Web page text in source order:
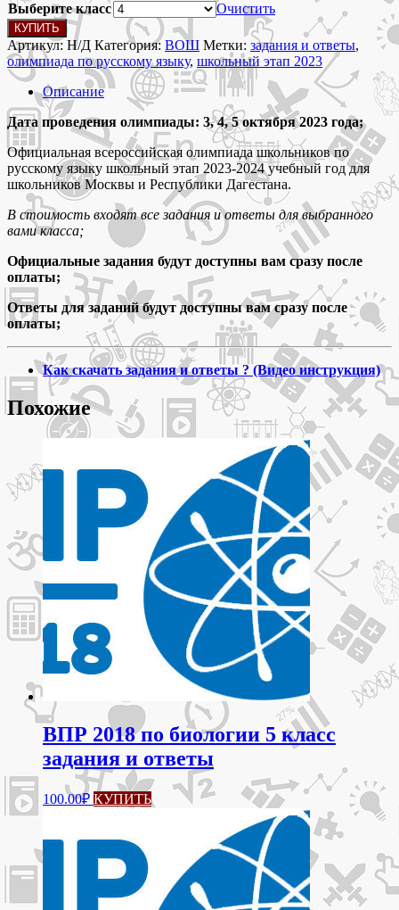
Выберите класс
Очистить
Количество
товара
3-
5
октября
2023
Русский
язык
4-
11
класс
задания
и
ответы
этапа
2023-
2024
всероссийской
олимпиады
школьников
КУПИТЬ
Артикул: Н/Д Категория: ВОШ Метки: задания и ответы,
олимпиада по русскому языку, школьный этап 2023
Описание
Дата проведения олимпиады: 3, 4, 5 октября 2023 года;
Официальная всероссийская олимпиада школьников по
русскому языку школьный этап 2023-2024 учебный год для
школьников Москвы и Республики Дагестана.
В стоимость входят все задания и ответы для выбранного
вами класса;
Официальные задания будут доступны вам сразу после
оплаты;
Ответы для заданий будут доступны вам сразу после
оплаты;
Как скачать задания и ответы ? (Видео инструкция)
Похожие
ВПР 2018 по биологии 5 класс
задания и ответы
100.00₽ КУПИТЬ